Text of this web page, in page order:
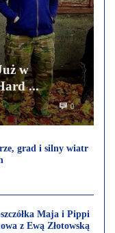
...
0
grad i silny wiatr
Maja i Pippi
z Ewą Złotowską